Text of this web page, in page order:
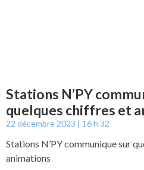
Stations N’PY
quelques chiffres et
22 décembre 2023 16 h 32
Stations N’PY communique sur
animations